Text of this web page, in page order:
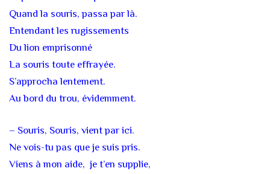
Quand la souris, passa par là.
Entendant les rugissements
Du lion emprisonné
La souris toute effrayée.
S’approcha lentement.
Au bord du trou, évidemment.
– Souris, Souris, vient par ici.
Ne vois-tu pas que je suis pris.
Viens à mon aide, je t’en supplie,